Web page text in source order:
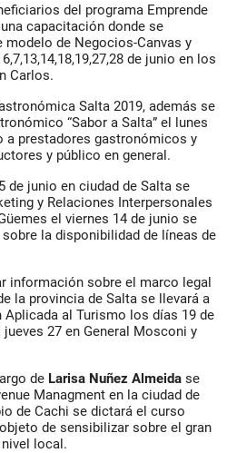
del programa Emprende
capacitación donde se
modelo de Negocios-Canvas y
de junio en los
Carlos.
Salta 2019, además se
“Sabor a Salta” el lunes
a prestadores gastronómicos y
y público en general.
de junio en ciudad de Salta se
y Relaciones Interpersonales
el viernes 14 de junio se
la disponibilidad de líneas de
información sobre el marco legal
la provincia de Salta se llevará a
al Turismo los días 19 de
27 en General Mosconi y
de Larisa Nuñez Almeida se
Managment en la ciudad de
de Cachi se dictará el curso
de sensibilizar sobre el gran
local.